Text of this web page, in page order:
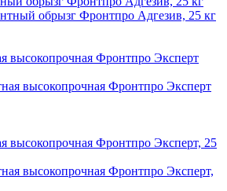
высокопрочная Фронтпро Эксперт
высокопрочная Фронтпро Эксперт, 25